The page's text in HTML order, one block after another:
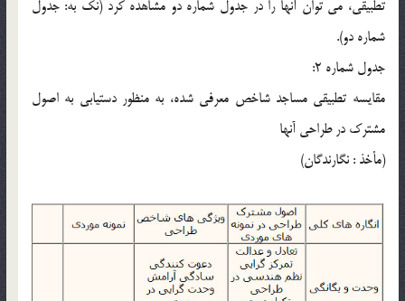
تطبیقی، می توان آنها را در جدول شماره دو مشاهده کرد (نک به: جدول
شماره دو).
جدول شماره 2:
مقایسه تطبیقی مساجد شاخص معرفی شده، به منظور دستیابی به اصول
مشترک در طراحی آنها
(مأخذ : نگارندگان)